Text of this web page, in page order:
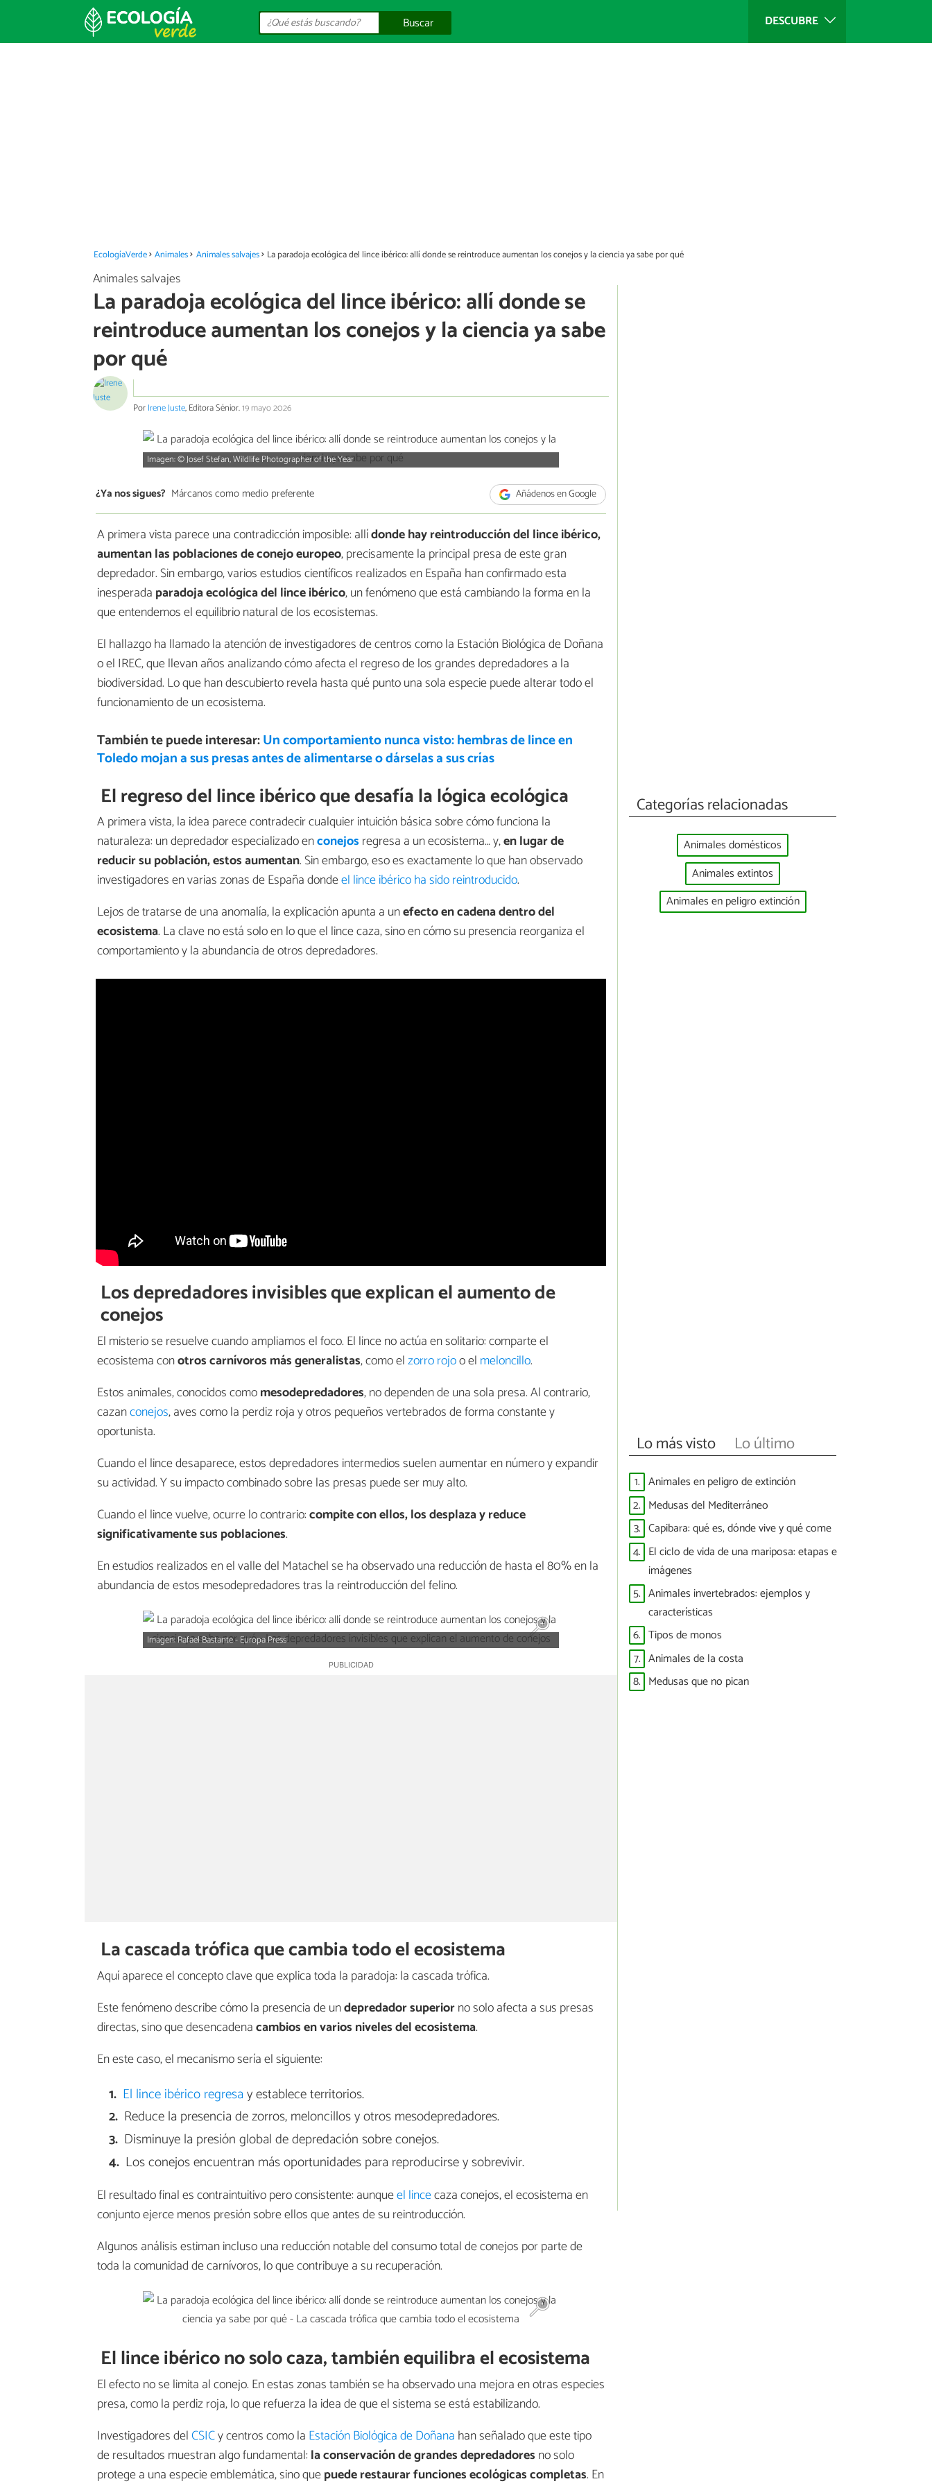
DESCUBRE
Buscar
EcologíaVerde Animales Animales salvajes La paradoja ecológica del lince ibérico: allí donde se reintroduce aumentan los conejos y la ciencia ya sabe por qué
Animales salvajes
La paradoja ecológica del lince ibérico: allí donde se
reintroduce aumentan los conejos y la ciencia ya sabe
por qué
PorIrene Juste, Editora Sénior.19 mayo 2026
Imagen: © Josef Stefan, Wildlife Photographer of the Year
¿Ya nos sigues? Márcanos como medio preferente Añádenos en Google
A primera vista parece una contradicción imposible: allídonde hay reintroducción del lince ibérico,
aumentan las poblaciones de conejo europeo, precisamente la principal presa de este gran
depredador. Sin embargo, varios estudios científicos realizados en España han confirmado esta
inesperada paradoja ecológica del lince ibérico, un fenómeno que está cambiando la forma en la
que entendemos el equilibrio natural de los ecosistemas.
El hallazgo ha llamado la atención de investigadores de centros como la Estación Biológica de Doñana
o el IREC, que llevan años analizando cómo afecta el regreso de los grandes depredadores a la
biodiversidad. Lo que han descubierto revela hasta qué punto una sola especie puede alterar todo el
funcionamiento de un ecosistema.
También te puede interesar:Un comportamiento nunca visto: hembras de lince en
Toledo mojan a sus presas antes de alimentarse o dárselas a sus crías
El regreso del lince ibérico que desafía la lógica ecológica
A primera vista, la idea parece contradecir cualquier intuición básica sobre cómo funciona la
naturaleza: un depredador especializado enconejos regresa a un ecosistema… y,en lugar de
reducir su población, estos aumentan. Sin embargo, eso es exactamente lo que han observado
investigadores en varias zonas de España dondeel lince ibérico ha sido reintroducido.
Lejos de tratarse de una anomalía, la explicación apunta a unefecto en cadena dentro del
ecosistema. La clave no está solo en lo que el lince caza, sino en cómo su presencia reorganiza el
comportamiento y la abundancia de otros depredadores.
Los depredadores invisibles que explican el aumento de
conejos
El misterio se resuelve cuando ampliamos el foco. El lince no actúa en solitario: comparte el
ecosistema conotros carnívoros más generalistas, como elzorro rojoo el meloncillo.
Estos animales, conocidos comomesodepredadores, no dependen de una sola presa. Al contrario,
cazanconejos, aves como la perdiz roja y otros pequeños vertebrados de forma constante y
oportunista.
Cuando el lince desaparece, estos depredadores intermedios suelen aumentar en número y expandir
su actividad. Y su impacto combinado sobre las presas puede ser muy alto.
Cuando el lince vuelve, ocurre lo contrario:compite con ellos, los desplaza y reduce
significativamente sus poblaciones.
En estudios realizados en el valle del Matachel se ha observado una reducción de hasta el 80% en la
abundancia de estos mesodepredadores tras la reintroducción del felino.
Imagen: Rafael Bastante - Europa Press
La cascada trófica que cambia todo el ecosistema
Aquí aparece el concepto clave que explica toda la paradoja: la cascada trófica.
Este fenómeno describe cómo la presencia de undepredador superiorno solo afecta a sus presas
directas, sino que desencadenacambios en varios niveles del ecosistema.
En este caso, el mecanismo sería el siguiente:
El lince ibérico regresay establece territorios.
Reduce la presencia de zorros, meloncillos y otros mesodepredadores.
Disminuye la presión global de depredación sobre conejos.
Los conejos encuentran más oportunidades para reproducirse y sobrevivir.
El resultado final es contraintuitivo pero consistente: aunqueel lincecaza conejos, el ecosistema en
conjunto ejerce menos presión sobre ellos que antes de su reintroducción.
Algunos análisis estiman incluso una reducción notable del consumo total de conejos por parte de
toda la comunidad de carnívoros, lo que contribuye a su recuperación.
El lince ibérico no solo caza, también equilibra el ecosistema
El efecto no se limita al conejo. En estas zonas también se ha observado una mejora en otras especies
presa, como la perdiz roja, lo que refuerza la idea de que el sistema se está estabilizando.
Investigadores delCSICy centros como la Estación Biológica de Doñana han señalado que este tipo
de resultados muestran algo fundamental:la conservación de grandes depredadores no solo
protege a una especie emblemática, sino quepuede restaurar funciones ecológicas completas. En
Categorías relacionadas
Animales domésticos
Animales extintos
Animales en peligro extinción
Lo más visto Lo último
1. Animales en peligro de extinción
2. Medusas del Mediterráneo
3. Capibara: qué es, dónde vive y qué come
4. El ciclo de vida de una mariposa: etapas e
imágenes
5. Animales invertebrados: ejemplos y
características
6. Tipos de monos
7. Animales de la costa
8. Medusas que no pican